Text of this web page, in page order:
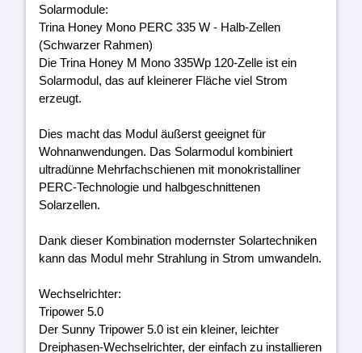
Solarmodule:
Trina Honey Mono PERC 335 W - Halb-Zellen
(Schwarzer Rahmen)
Die Trina Honey M Mono 335Wp 120-Zelle ist ein
Solarmodul, das auf kleinerer Fläche viel Strom
erzeugt.
Dies macht das Modul äußerst geeignet für
Wohnanwendungen. Das Solarmodul kombiniert
ultradünne Mehrfachschienen mit monokristalliner
PERC-Technologie und halbgeschnittenen
Solarzellen.
Dank dieser Kombination modernster Solartechniken
kann das Modul mehr Strahlung in Strom umwandeln.
Wechselrichter:
Tripower 5.0
Der Sunny Tripower 5.0 ist ein kleiner, leichter
Dreiphasen-Wechselrichter, der einfach zu installieren